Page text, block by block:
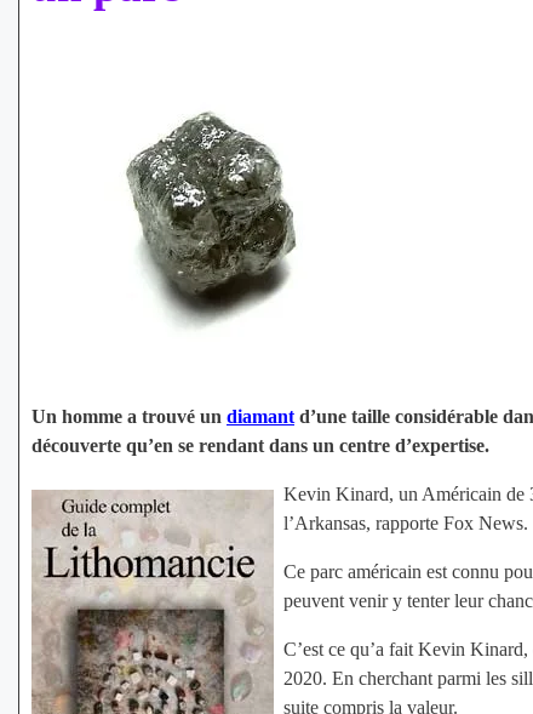
Un homme a trouvé un diamantd’une taille considérable
découverte qu’en se rendant dans un centre d’expertise.
Kevin Kinard, un Américain de
l’Arkansas, rapporte Fox News.
Ce parc américain est connu
peuvent venir y tenter leur
C’est ce qu’a fait Kevin
2020. En cherchant parmi les
suite compris la valeur.